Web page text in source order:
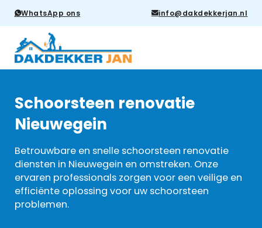
WhatsApp ons info@dakdekkerjan.nl
Schoorsteen renovatie
Nieuwegein
Betrouwbare en snelle schoorsteen renovatie
diensten in Nieuwegein en omstreken. Onze
ervaren professionals zorgen voor een veilige en
efficiënte oplossing voor uw schoorsteen
problemen.